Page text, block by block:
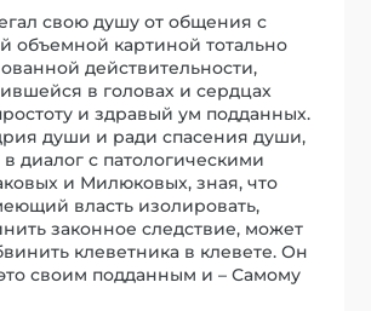
свою душу от общения с
объемной картиной тотально
действительности,
в головах и сердцах
и здравый ум подданных.
души и ради спасения души,
диалог с патологическими
и Милюковых, зная, что
власть изолировать,
законное следствие, может
клеветника в клевете. Он
своим подданным и – Самому